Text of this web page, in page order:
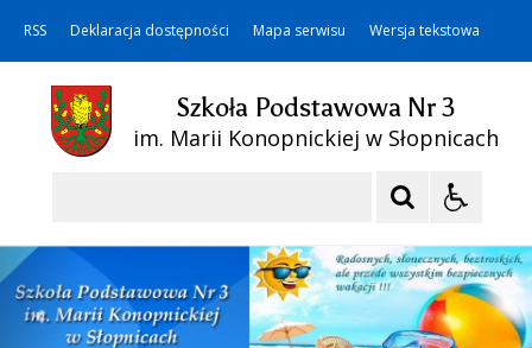
RSS Deklaracja dostępności Mapa serwisu Wersja tekstowa
Szkoła Podstawowa Nr 3
im. Marii Konopnickiej w Słopnicach